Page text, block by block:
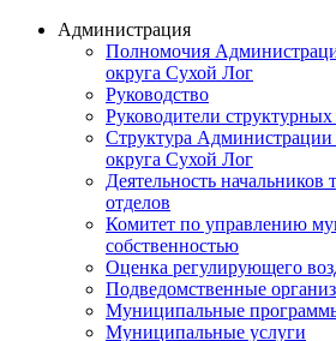
Администрация
Полномочия
округа Сухой Лог
Руководство
Руководители
Структура
округа Сухой Лог
Деятельность начальников
отделов
Комитет по управлению
собственностью
Оценка регулирующего
Подведомственные
Муниципальные
Муниципальные услуги